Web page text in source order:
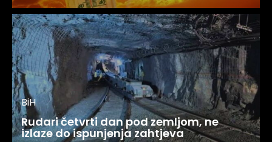
BiH
Rudari četvrti dan pod zemljom, ne
izlaze do ispunjenja zahtjeva